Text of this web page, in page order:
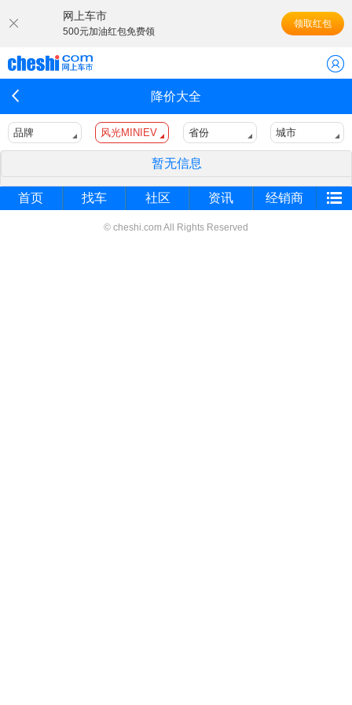
网上车市
500元加油红包免费领
领取红包
降价大全
品牌 风光MINIEV 省份 城市
暂无信息
首页 找车 社区 资讯 经销商
© cheshi.com All Rights Reserved